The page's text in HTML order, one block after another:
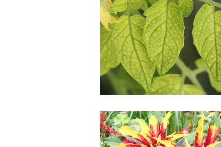
Gemeinschaftsgärten
Landwirte und Vereine um
Linzer Obstbaumgärten
Perma-Gemüse